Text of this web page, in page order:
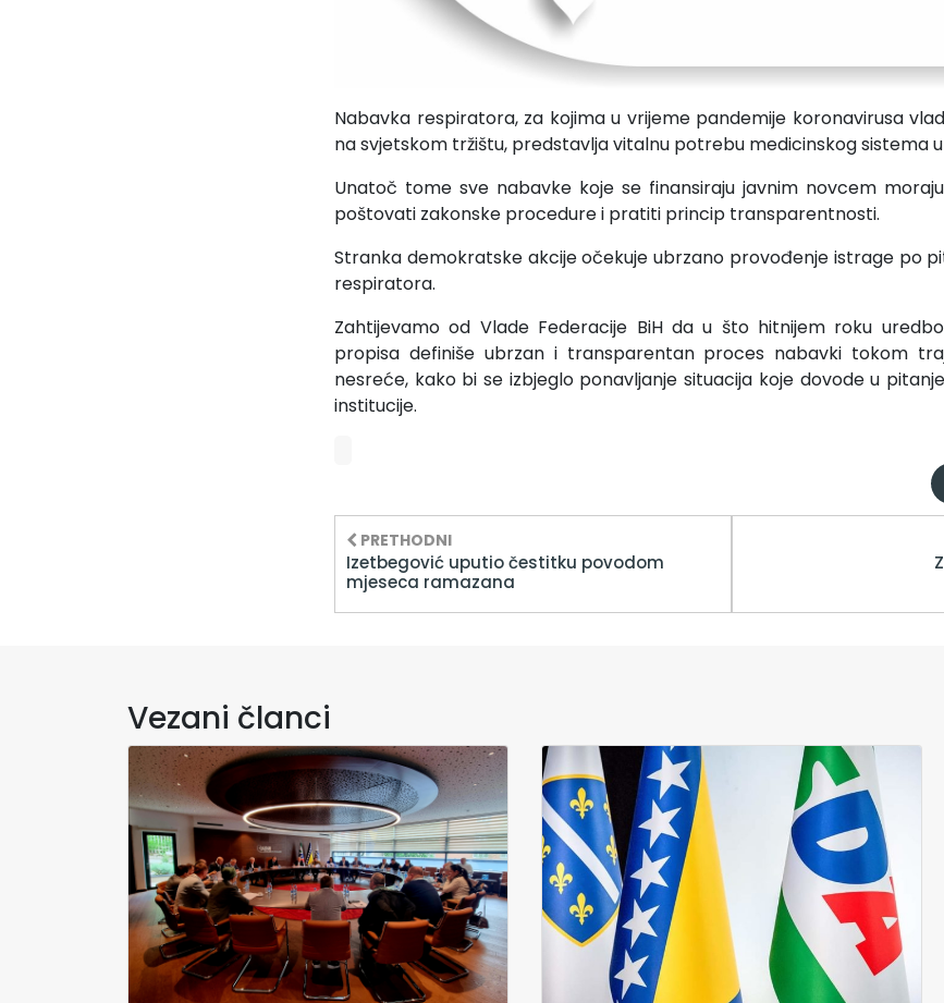
Nabavka respiratora, za kojima u vrijeme pandemije koronavirusa
na svjetskom tržištu, predstavlja vitalnu potrebu medicinskog sistema u
Unatoč tome sve nabavke koje se finansiraju javnim novcem
poštovati zakonske procedure i pratiti princip transparentnosti.
Stranka demokratske akcije očekuje ubrzano provođenje istrage po
respiratora.
Zahtijevamo od Vlade Federacije BiH da u što hitnijem roku
propisa definiše ubrzan i transparentan proces nabavki tokom
nesreće, kako bi se izbjeglo ponavljanje situacija koje dovode u
institucije.
PRETHODNI
Izetbegović uputio čestitku povodom
mjeseca ramazana
Vezani članci